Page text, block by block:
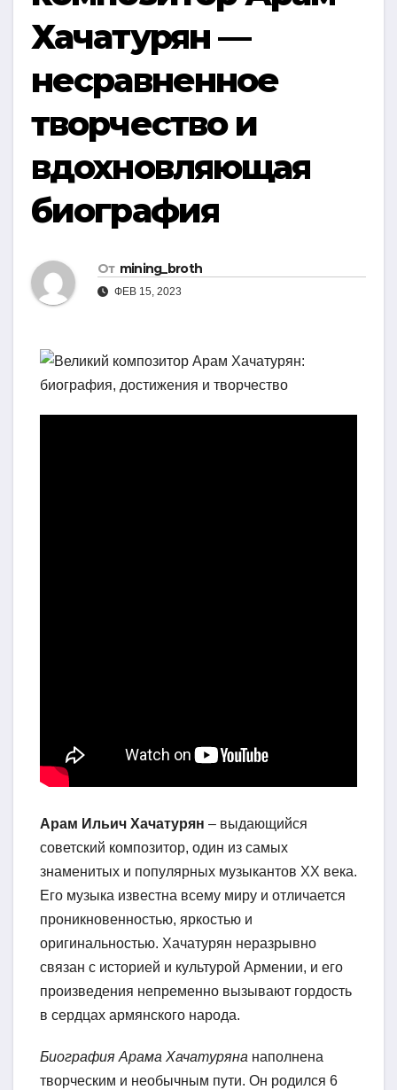
Хачатурян —
несравненное
творчество и
вдохновляющая
биография
От mining_broth
ФЕВ 15, 2023
Арам Ильич Хачатурян – выдающийся
советский композитор, один из самых
знаменитых и популярных музыкантов XX века.
Его музыка известна всему миру и отличается
проникновенностью, яркостью и
оригинальностью. Хачатурян неразрывно
связан с историей и культурой Армении, и его
произведения непременно вызывают гордость
в сердцах армянского народа.
Биография Арама Хачатуряна наполнена
творческим и необычным пути. Он родился 6